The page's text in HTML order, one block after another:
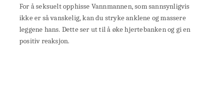
For å seksuelt opphisse Vannmannen, som sannsynligvis
ikke er så vanskelig, kan du stryke anklene og massere
leggene hans. Dette ser ut til å øke hjertebanken og gi en
positiv reaksjon.